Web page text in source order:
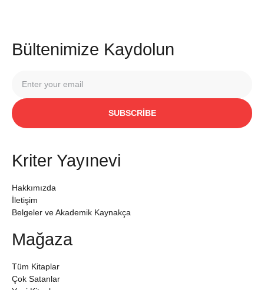
Bültenimize Kaydolun
SUBSCRIBE
Kriter Yayınevi
Hakkımızda
İletişim
Belgeler ve Akademik Kaynakça
Mağaza
Tüm Kitaplar
Çok Satanlar